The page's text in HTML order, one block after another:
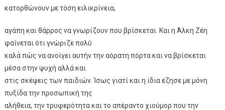
κατορθώνουν με τόση ειλικρίνεια,
αγάπη και θάρρος να γνωρίζουν που βρίσκεται. Και η Άλκη Ζέη
φαίνεται ότι γνώριζε πολύ
καλά πώς να ανοίγει αυτήν την αόρατη πόρτα και να βρίσκεται
μέσα στην ψυχή αλλά και
στις σκέψεις των παιδιών. Ίσως γιατί και η ίδια έζησε με μόνη
πυξίδα την προσωπική της
αλήθεια, την τρυφερότητα και το απέραντο χιούμορ που την